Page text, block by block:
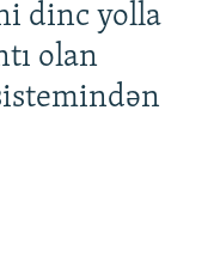
dinc yolla
olan